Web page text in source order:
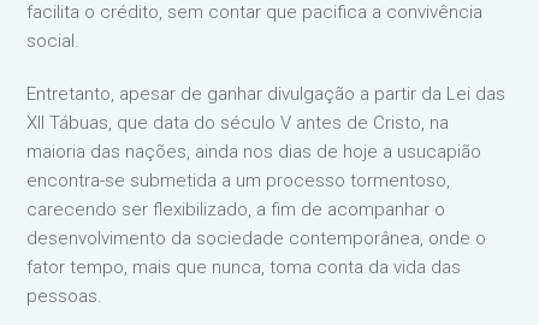
facilita o crédito, sem contar que pacifica a convivência
social.
Entretanto, apesar de ganhar divulgação a partir da Lei das
XII Tábuas, que data do século V antes de Cristo, na
maioria das nações, ainda nos dias de hoje a usucapião
encontra-se submetida a um processo tormentoso,
carecendo ser flexibilizado, a fim de acompanhar o
desenvolvimento da sociedade contemporânea, onde o
fator tempo, mais que nunca, toma conta da vida das
pessoas.